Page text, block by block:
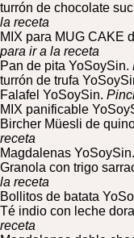
turrón de chocolate
la receta
MIX para MUG CAKE
para ir a la receta
Pan de pita YoSoySin.
turrón de trufa
Falafel YoSoySin.
MIX panificable
Bircher Müesli de
receta
Magdalenas YoSoySin.
Granola con trigo
la receta
Bollitos de batata
Té indio con leche
receta